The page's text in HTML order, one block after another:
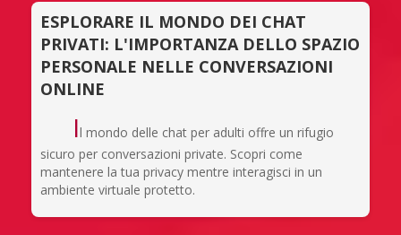
ESPLORARE IL MONDO DEI CHAT
PRIVATI: L'IMPORTANZA DELLO SPAZIO
PERSONALE NELLE CONVERSAZIONI
ONLINE
Il mondo delle chat per adulti offre un rifugio
sicuro per conversazioni private. Scopri come
mantenere la tua privacy mentre interagisci in un
ambiente virtuale protetto.